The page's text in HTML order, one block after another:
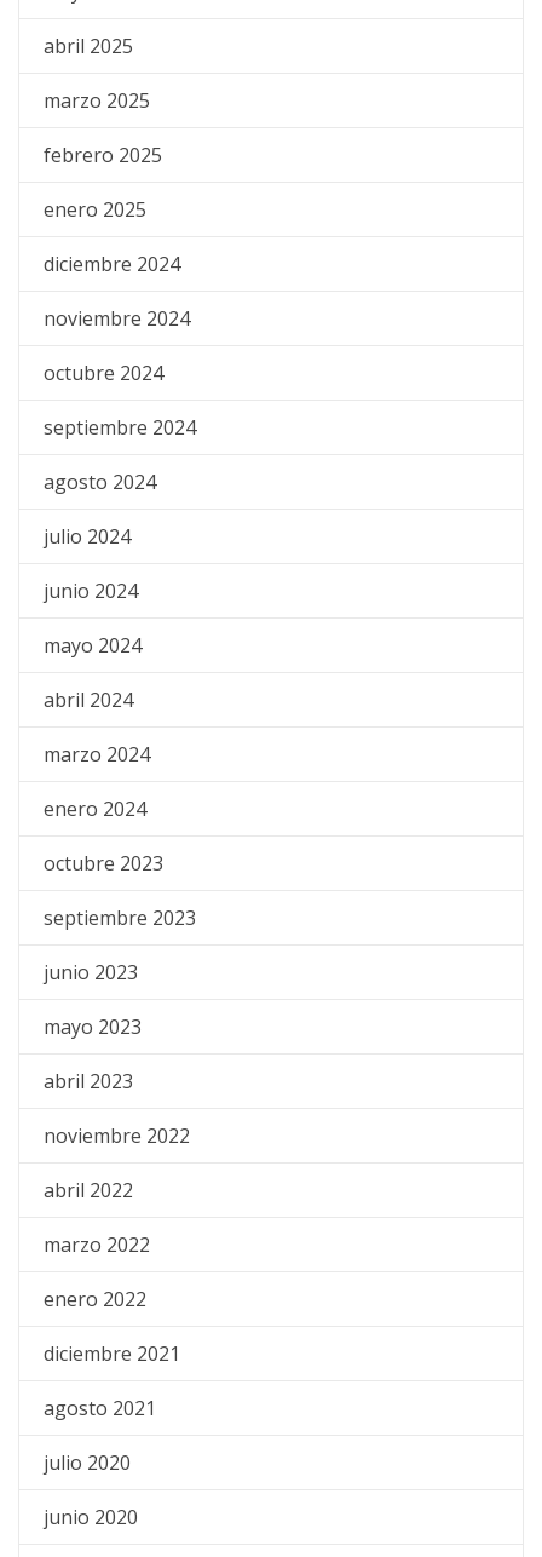
abril 2025
marzo 2025
febrero 2025
enero 2025
diciembre 2024
noviembre 2024
octubre 2024
septiembre 2024
agosto 2024
julio 2024
junio 2024
mayo 2024
abril 2024
marzo 2024
enero 2024
octubre 2023
septiembre 2023
junio 2023
mayo 2023
abril 2023
noviembre 2022
abril 2022
marzo 2022
enero 2022
diciembre 2021
agosto 2021
julio 2020
junio 2020